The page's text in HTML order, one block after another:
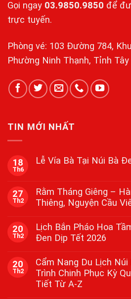
Gọi ngay 03.9850.9850 để
trực tuyến.
Phòng vé: 103 Đường 784,
Phường Ninh Thạnh, Tỉnh Tây
TIN MỚI NHẤT
18
Th6
Lễ Vía Bà Tại Núi Bà
bình
luận
ở
Bà
Tại
Núi
Tây
Ninh
2026
27
Th2
Rằm Tháng Giêng –
Thiêng, Nguyện Cầu
có
bình
luận
Tháng
Giêng
Hành
Hương
20
Th2
Lịch Bắn Pháo Hoa
Đen Dịp Tết 2026
có
bình
luận
ở
Lịch
20
Th2
Cẩm Nang Du Lịch
Trình Chinh Phục Kỳ
Tiết Từ A-Z